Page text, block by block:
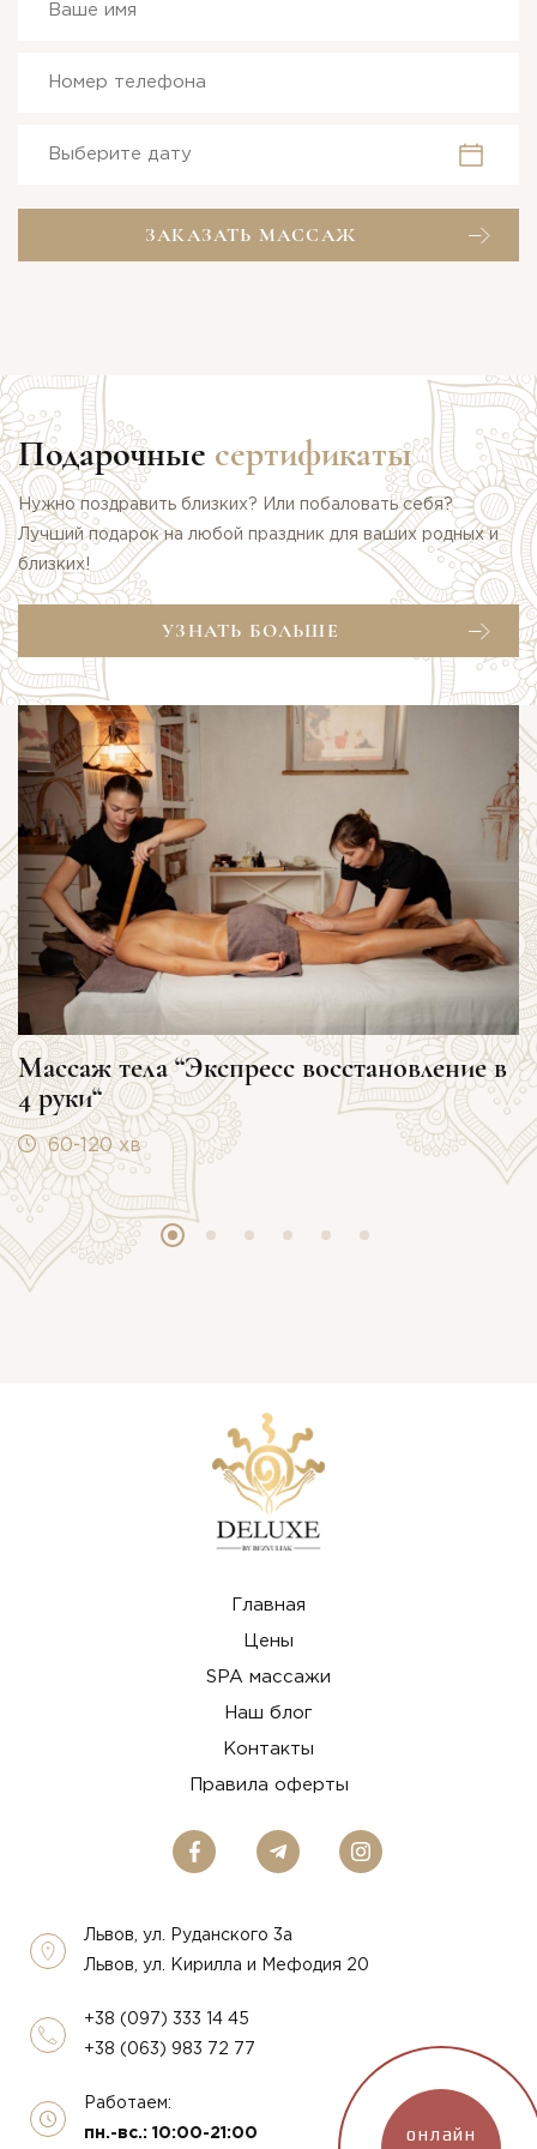
ЗАКАЗАТЬ МАССАЖ
Подарочные сертификаты
Нужно поздравить близких? Или побаловать себя?
Лучший подарок на любой праздник для ваших родных и
близких!
УЗНАТЬ БОЛЬШЕ
Массаж тела “Экспресс восстановление в
4 руки“
60-120 хв
Главная
Цены
SPA массажи
Наш блог
Контакты
Правила оферты
Львов, ул. Руданского 3а
Львов, ул. Кирилла и Мефодия 20
+38 (097) 333 14 45
+38 (063) 983 72 77
Работаем:
пн.-вс.: 10:00-21:00 онлайн